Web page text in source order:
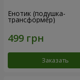
Енотик (подушка-
трансформер)
Заказать